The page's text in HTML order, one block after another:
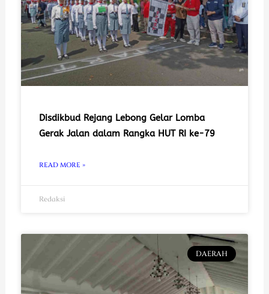
Disdikbud Rejang Lebong Gelar Lomba
Gerak Jalan dalam Rangka HUT RI ke-79
READ MORE »
Redaksi
DAERAH